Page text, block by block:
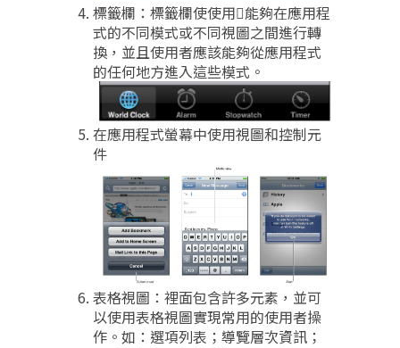
標籤欄：標籤欄使使用能夠在應用程
式的不同模式或不同視圖之間進行轉
換，並且使用者應該能夠從應用程式
的任何地方進入這些模式。
在應用程式螢幕中使用視圖和控制元
件
表格視圖：裡面包含許多元素，並可
以使用表格視圖實現常用的使用者操
作。如：選項列表；導覽層次資訊；